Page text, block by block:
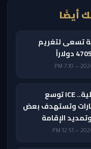
أيضًا
تسعى لتغريم
حتى في الرحلات الداخلية.. ICE توسع
وتستهدف بعض
الإقامة